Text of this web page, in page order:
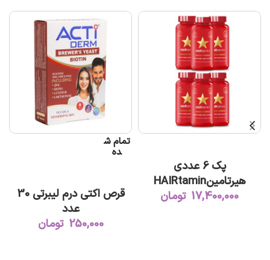
پک 6 عددی
هیرتامینHAIRtamin
Biotin Fast Hair Growth
17,400,000 تومان
تمام ش
ده
قرص اکتی درم لیبرتی 30
عدد
250,000 تومان